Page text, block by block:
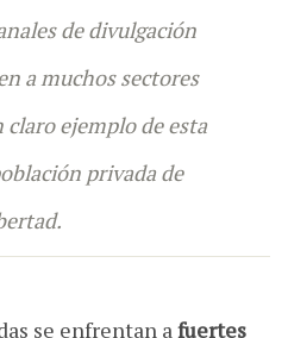
de divulgación
a muchos sectores
claro ejemplo de esta
privada de
se enfrentan afuertes